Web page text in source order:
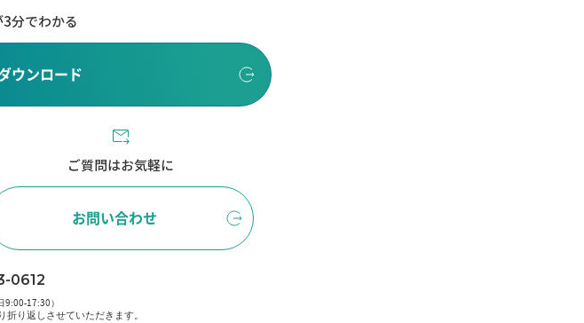
分でわかる
ウンロード
ご質問はお気軽に
お問い合わせ
0612
9:00-17:30）
折り返しさせていただきます。